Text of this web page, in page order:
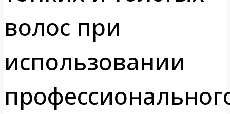
волос при
использовании